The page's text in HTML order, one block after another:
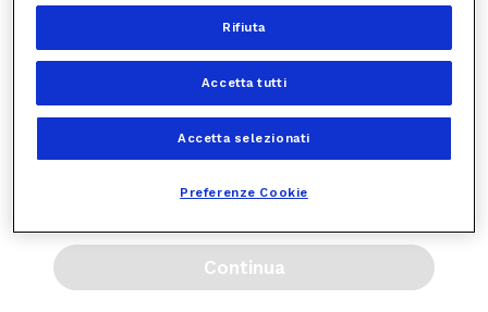
Continua
Rifiuta
Accetta tutti
Accetta selezionati
Preferenze Cookie